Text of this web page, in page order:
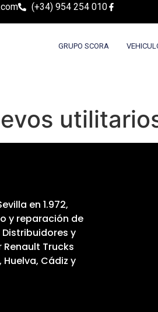
(+34) 954 254 010
GRUPO SCORA
en 1.972,
y reparación de
y
Trucks
Cádiz y